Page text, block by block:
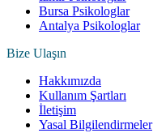
Bursa Psikologlar
Antalya Psikologlar
Bize Ulaşın
Hakkımızda
Kullanım Şartları
İletişim
Yasal Bilgilendirmeler